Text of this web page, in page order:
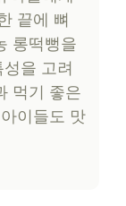
끝에 뼈
롱떡뻥을
을 고려
먹기 좋은
이들도 맛